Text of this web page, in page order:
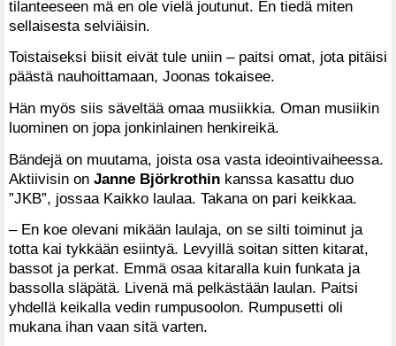
tilanteeseen mä en ole vielä joutunut. En tiedä miten
sellaisesta selviäisin.
Toistaiseksi biisit eivät tule uniin – paitsi omat, jota pitäisi
päästä nauhoittamaan, Joonas tokaisee.
Hän myös siis säveltää omaa musiikkia. Oman musiikin
luominen on jopa jonkinlainen henkireikä.
Bändejä on muutama, joista osa vasta ideointivaiheessa.
Aktiivisin on Janne Björkrothin kanssa kasattu duo
”JKB”, jossaa Kaikko laulaa. Takana on pari keikkaa.
– En koe olevani mikään laulaja, on se silti toiminut ja
totta kai tykkään esiintyä. Levyillä soitan sitten kitarat,
bassot ja perkat. Emmä osaa kitaralla kuin funkata ja
bassolla släpätä. Livenä mä pelkästään laulan. Paitsi
yhdellä keikalla vedin rumpusoolon. Rumpusetti oli
mukana ihan vaan sitä varten.